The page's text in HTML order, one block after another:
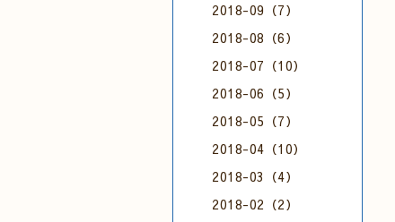
2018-09（7）
2018-08（6）
2018-07（10）
2018-06（5）
2018-05（7）
2018-04（10）
2018-03（4）
2018-02（2）